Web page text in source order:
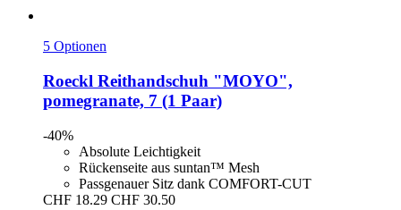
5 Optionen
Roeckl Reithandschuh "MOYO",
pomegranate, 7 (1 Paar)
-40%
Absolute Leichtigkeit
Rückenseite aus suntan™ Mesh
Passgenauer Sitz dank COMFORT-CUT
CHF 18.29 CHF 30.50